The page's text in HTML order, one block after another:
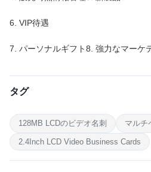
6. VIP待遇
7. パーソナルギフト8. 強力なマーケ
タグ
128MB LCDのビデオ名刺 マルチ
2.4Inch LCD Video Business Cards